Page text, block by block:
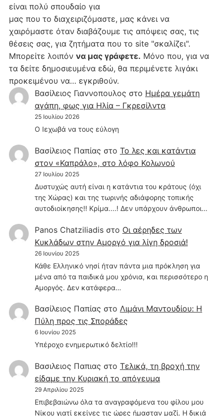
είναι πολύ σπουδαίο για
μας που το διαχειριζόμαστε, μας κάνει να
χαιρόμαστε όταν διαβάζουμε τις απόψεις σας, τις
θέσεις σας, για ζητήματα που το site "σκαλίζει".
Μπορείτε λοιπόν να μας γράφετε. Μόνο που, για να
τα δείτε δημοσιευμένα εδώ, θα περιμένετε λιγάκι
προκειμένου να… εγκριθούν.
Βασίλειος Γιαννοπουλος στο Hμέρα γεμάτη
αγάπη, φως για Ηλία – Γκρεσίλντα
25 Ιουλίου 2026
Ο Ιεχωβά να τους εύλογη
Βασίλειος Παπίας στο Το λες και κατάντια
στον «Καπράλο», στο λόφο Κολωνού
27 Ιουλίου 2025
Δυστυχώς αυτή είναι η κατάντια του κράτους (όχι
της Χώρας) και της τωρινής αδιάφορης τοπικής
αυτοδιοίκησης!! Κρίμα....! Δεν υπάρχουν άνθρωποι…
Panos Chatziliadisστο Οι αέρηδες των
Κυκλάδων στην Αμοργό για λίγη δροσιά!
26 Ιουνίου 2025
Κάθε Ελληνικό νησί ήταν πάντα μια πρόκληση για
μένα από τα παιδικά μου χρόνια, και περισσότερο η
Αμοργός. Δεν κατάφερα…
Βασίλειος Παπίας στο Λιμάνι Μαντουδίου: Η
Πύλη προς τις Σποράδες
6 Ιουνίου 2025
Υπέροχο ενημερωτικό δελτίο!!!
Βασιλειος Παπιας στο Τελικά, τη βροχή την
είδαμε την Κυριακή το απόγευμα
29 Απριλίου 2025
Επιβεβαιώνω όλα τα αναγραφόμενα του φίλου μου
Νίκου γιατί εκείνες τις ώρες ήμασταν μαζί. Η δικιά